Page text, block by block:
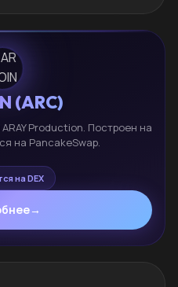
(ARC)
Production. Построен на
на PancakeSwap.
на DEX
→